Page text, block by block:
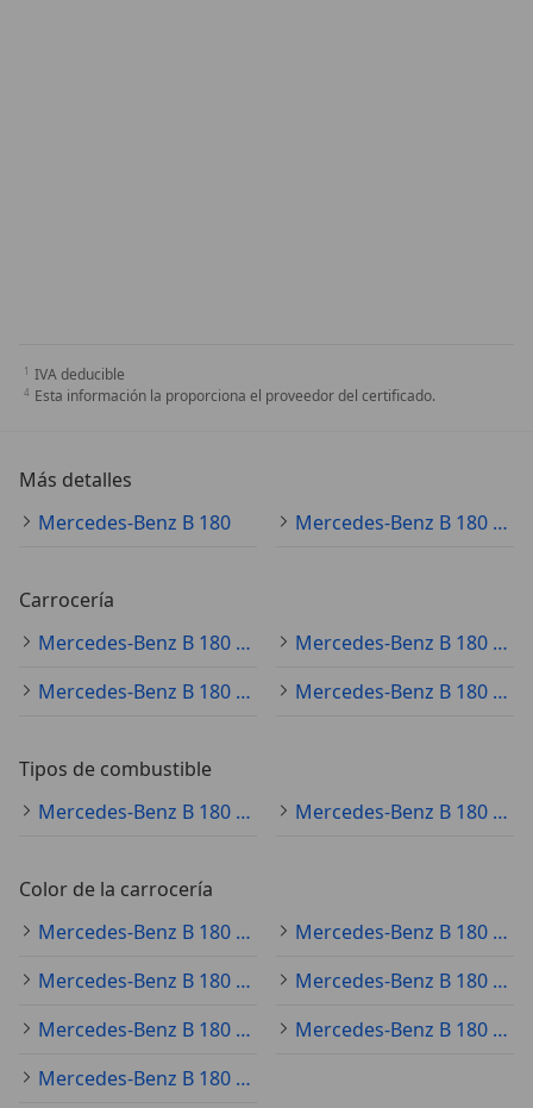
IVA deducible
Esta información la proporciona el proveedor del certificado.
Más detalles
Mercedes-Benz B 180
Mercedes-Benz B 180 Especificaciones técnicas
Carrocería
Mercedes-Benz B 180 monovolumen
Mercedes-Benz B 180 furgoneta
Mercedes-Benz B 180 sedán
Mercedes-Benz B 180 familiar
Tipos de combustible
Mercedes-Benz B 180 diésel
Mercedes-Benz B 180 gasolina
Color de la carrocería
Mercedes-Benz B 180 blanco
Mercedes-Benz B 180 gris
Mercedes-Benz B 180 negro
Mercedes-Benz B 180 azul
Mercedes-Benz B 180 rojo
Mercedes-Benz B 180 plateado
Mercedes-Benz B 180 marrón